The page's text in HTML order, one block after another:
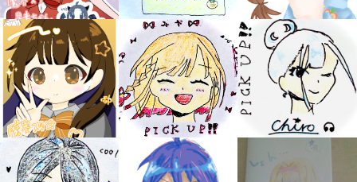
キミノラジオ配信中！
いろんな動画が
見られる